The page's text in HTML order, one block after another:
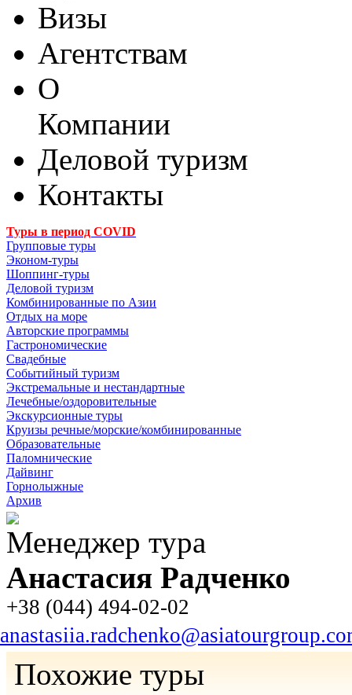
Визы
Агентствам
О
Компании
Деловой туризм
Контакты
Туры в период COVID
Групповые туры
Эконом-туры
Шоппинг-туры
Деловой туризм
Комбинированные по Азии
Отдых на море
Авторские программы
Гастрономические
Свадебные
Событийный туризм
Экстремальные и нестандартные
Лечебные/оздоровительные
Экскурсионные туры
Круизы речные/морские/комбинированные
Образовательные
Паломнические
Дайвинг
Горнолыжные
Архив
Менеджер тура
Анастасия Радченко
+38 (044) 494-02-02
Похожие туры